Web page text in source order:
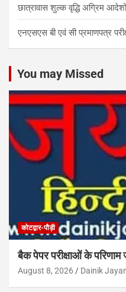
छात्रावास शुल्क वृद्धि अग्रिम
एनएसएस बी एवं सी प्रमाणपत्र
You may Missed
कोटद्वार-पौड़ी
बैक पेपर परीक्षाओं के
August 8, 2026 Dainik